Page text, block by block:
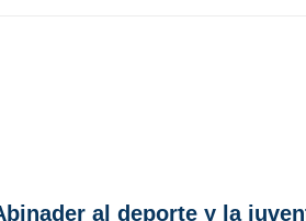
al deporte y la